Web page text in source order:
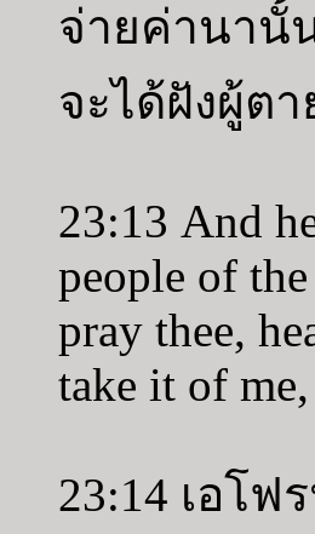
จ่ายค่านานั้
จะได้ฝังผู้ต
23:13 And
people of
pray thee,
take it of
23:14 เอโ